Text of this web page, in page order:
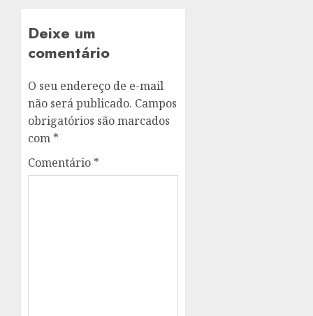
Deixe um
comentário
O seu endereço de e-mail
não será publicado. Campos
obrigatórios são marcados
com *
Comentário *